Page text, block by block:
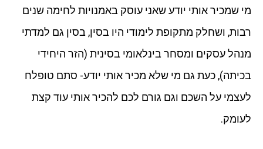
מי שמכיר אותי יודע שאני עוסק באמנויות לחימה שנים
רבות, ושחלק מתקופת לימודי היו בסין, בסין גם למדתי
מנהל עסקים ומסחר בינלאומי בסינית (הזר היחידי
בכיתה), כעת גם מי שלא מכיר אותי יודע- סתם טופלח
לעצמי על השכם וגם גורם לכם להכיר אותי עוד קצת
לעומק.